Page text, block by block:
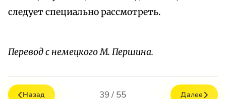
следует специально рассмотреть.
Перевод с немецкого М. Першина.
Назад 39 / 55 Далее